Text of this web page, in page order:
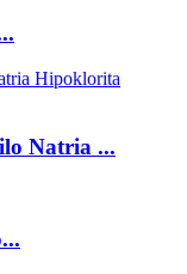
Natria ...